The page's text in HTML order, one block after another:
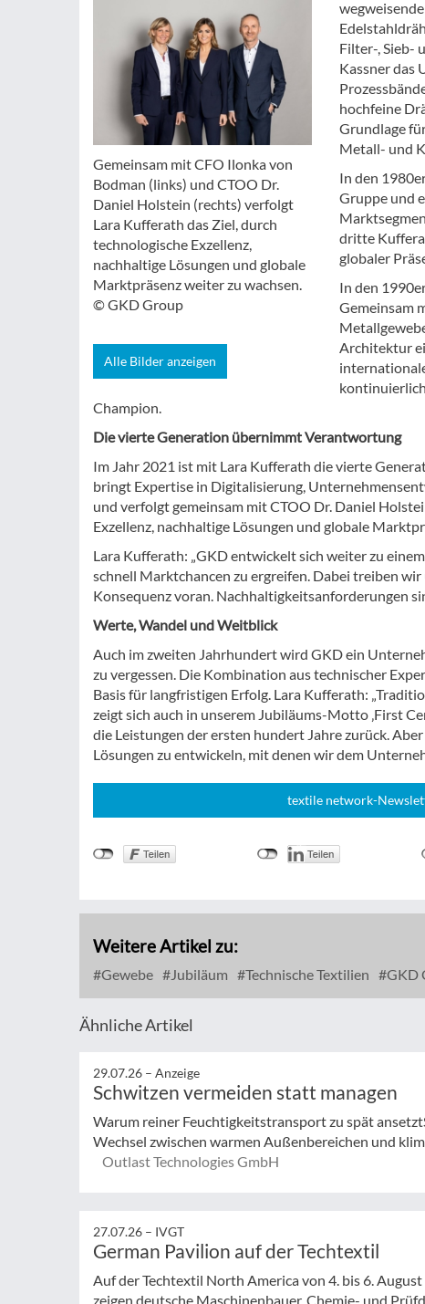
Gemeinsam mit CFO Ilonka von
Bodman (links) und CTOO Dr.
Daniel Holstein (rechts) verfolgt
Lara Kufferath das Ziel, durch
technologische Exzellenz,
nachhaltige Lösungen und globale
Marktpräsenz weiter zu wachsen.
© GKD Group
Alle Bilder anzeigen
Filter-, Sieb-
Kassner das
hochfeine
Grundlage
Metall- und
In den
Gruppe und
dritte
globaler
In den
Gemeinsam
Architektur
Champion.
Die vierte Generation übernimmt Verantwortung
Im Jahr 2021 ist mit Lara Kufferath die vierte
bringt Expertise in Digitalisierung,
und verfolgt gemeinsam mit CTOO Dr. Daniel
Exzellenz, nachhaltige Lösungen und globale
Lara Kufferath: „GKD entwickelt sich weiter zu
schnell Marktchancen zu ergreifen. Dabei treiben wir
Konsequenz voran. Nachhaltigkeitsanforderungen
Werte, Wandel und Weitblick
Auch im zweiten Jahrhundert wird GKD ein
zu vergessen. Die Kombination aus technischer
Basis für langfristigen Erfolg. Lara Kufferath:
zeigt sich auch in unserem Jubiläums-Motto ‚First
die Leistungen der ersten hundert Jahre zurück.
Lösungen zu entwickeln, mit denen wir dem
textile network-
Weitere Artikel zu:
Gewebe Jubiläum Technische Textilien GKD
Ähnliche Artikel
29.07.26 – Anzeige
Schwitzen vermeiden statt managen
Warum reiner Feuchtigkeitstransport zu spät
Wechsel zwischen warmen Außenbereichen und
Outlast Technologies GmbH
27.07.26 – IVGT
German Pavilion auf der Techtextil
Auf der Techtextil North America von 4. bis 6.
zeigen deutsche Maschinenbauer, Chemie- und